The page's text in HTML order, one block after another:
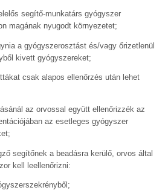
segítő-munkatárs gyógyszer
magának nyugodt környezetet;
a gyógyszerosztást és/vagy őrizetlenül
kivett gyógyszereket;
csak alapos ellenőrzés után lehet
az orvossal együtt ellenőrizzék az
az esetleges gyógyszer
segítőnek a beadásra kerülő, orvos által
kell leellenőrizni: